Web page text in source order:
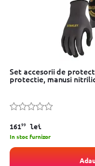
Set accesorii de
protectie, manusi
16199 lei
In stoc furnizor